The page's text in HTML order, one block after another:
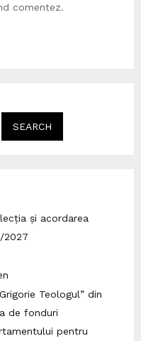
comentez.
SEARCH
și acordarea
2027
Teologul” din
de fonduri
pentru